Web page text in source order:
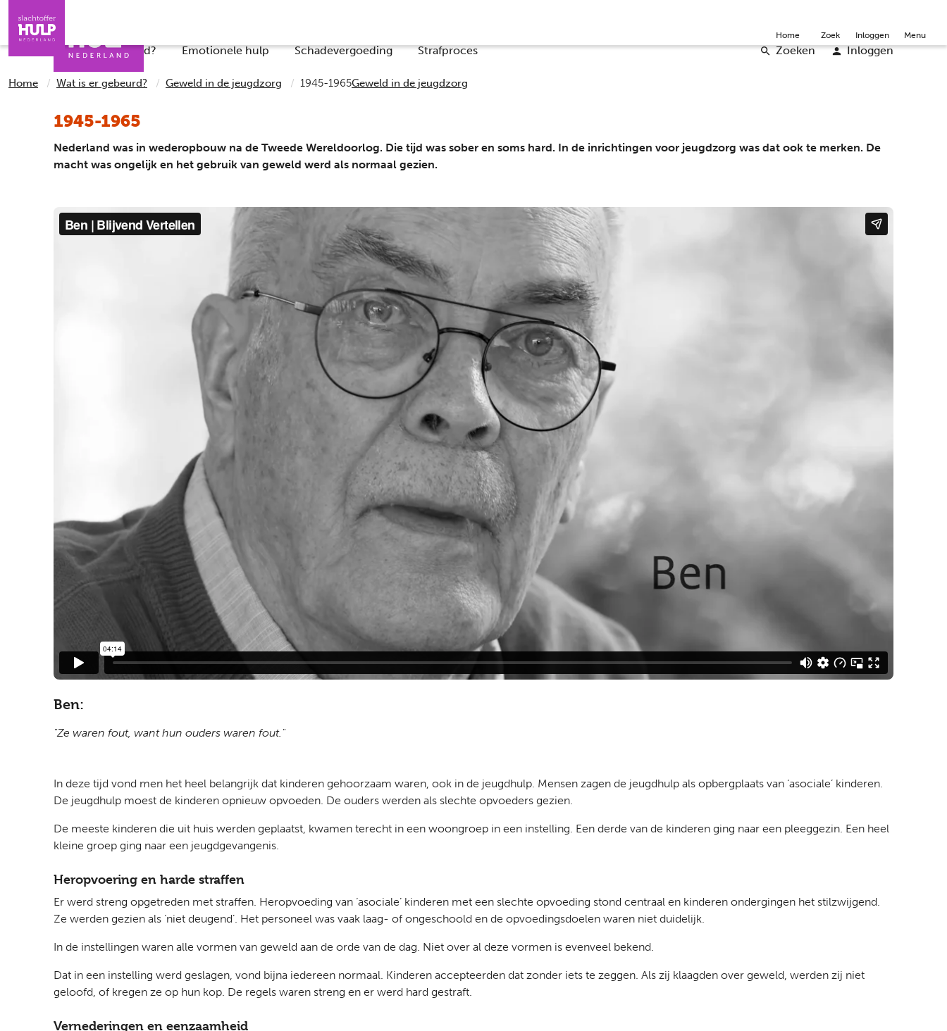
Wat is er gebeurd? Emotionele hulp Schadevergoeding Strafproces Zoeken Inloggen
Home Zoek Inloggen Menu
Home Wat is er gebeurd? Geweld in de jeugdzorg 1945-1965Geweld in de jeugdzorg
1945-1965
Nederland was in wederopbouw na de Tweede Wereldoorlog. Die tijd was sober en soms hard. In de inrichtingen voor jeugdzorg was dat ook te merken. De
macht was ongelijk en het gebruik van geweld werd als normaal gezien.
Ben:
"Ze waren fout, want hun ouders waren fout."
In deze tijd vond men het heel belangrijk dat kinderen gehoorzaam waren, ook in de jeugdhulp. Mensen zagen de jeugdhulp als opbergplaats van ‘asociale’ kinderen.
De jeugdhulp moest de kinderen opnieuw opvoeden. De ouders werden als slechte opvoeders gezien.
De meeste kinderen die uit huis werden geplaatst, kwamen terecht in een woongroep in een instelling. Een derde van de kinderen ging naar een pleeggezin. Een heel
kleine groep ging naar een jeugdgevangenis.
Heropvoering en harde straffen
Er werd streng opgetreden met straffen. Heropvoeding van ‘asociale’ kinderen met een slechte opvoeding stond centraal en kinderen ondergingen het stilzwijgend.
Ze werden gezien als ‘niet deugend’. Het personeel was vaak laag- of ongeschoold en de opvoedingsdoelen waren niet duidelijk.
In de instellingen waren alle vormen van geweld aan de orde van de dag. Niet over al deze vormen is evenveel bekend.
Dat in een instelling werd geslagen, vond bijna iedereen normaal. Kinderen accepteerden dat zonder iets te zeggen. Als zij klaagden over geweld, werden zij niet
geloofd, of kregen ze op hun kop. De regels waren streng en er werd hard gestraft.
Vernederingen en eenzaamheid